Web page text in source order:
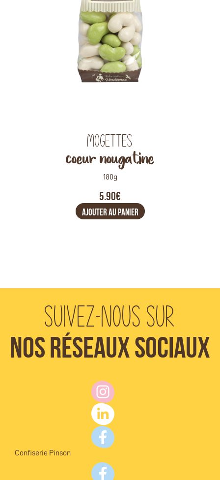
Mogettes
coeur nougatine
180g
5.90€
AJOUTER AU PANIER
Suivez-nous sur
Nos réseaux sociaux
Confiserie Pinson